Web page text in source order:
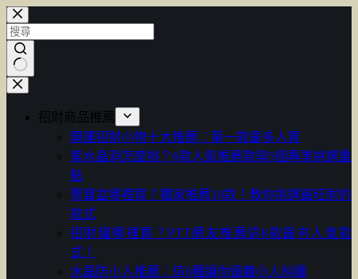
跳
至
主
要
內
找
招財商品推薦
開運招財小物十大推薦：第一款最多人買
紫水晶洞怎麼挑？6款人氣推薦款與5個專業挑選重
點
聚寶盆哪裡買？獨家推薦10款！教你挑選最旺財的
款式
招財貓哪裡買？PTT網友推薦這8款最夯人氣款
式！
水晶防小人推薦：這6種讓你遠離小人糾纏